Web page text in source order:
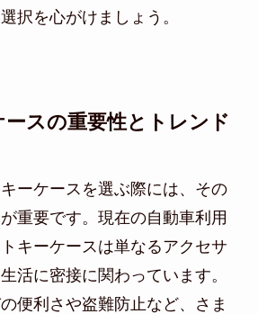
択を心がけましょう。
スの重要性とトレンド
ーケースを選ぶ際には、その
重要です。現在の自動車利用
キーケースは単なるアクセサ
活に密接に関わっています。
便利さや盗難防止など、さま